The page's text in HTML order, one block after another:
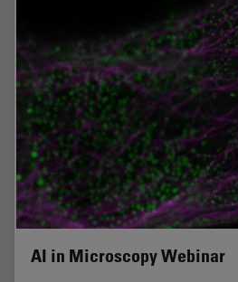
AI in Microscopy Webinar